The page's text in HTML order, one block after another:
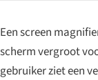
Een screen
scherm vergroot
gebruiker ziet een